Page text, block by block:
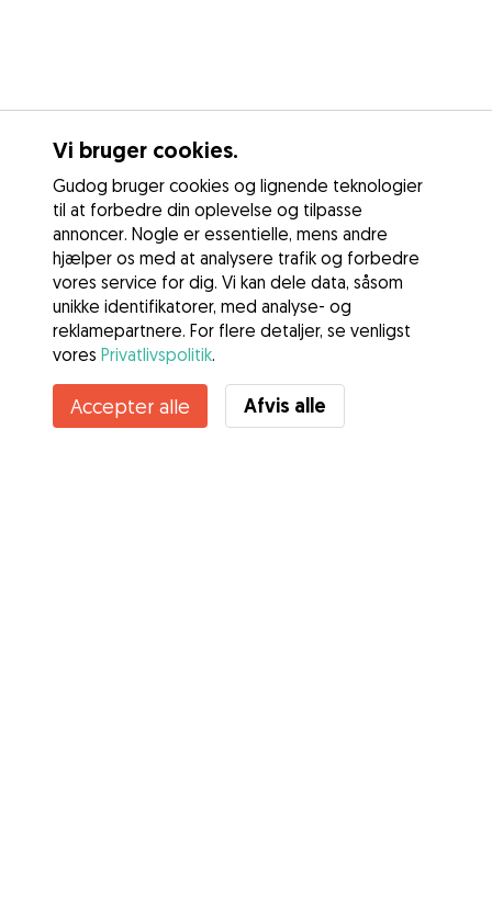
Vi bruger cookies.
Gudog bruger cookies og lignende teknologier
til at forbedre din oplevelse og tilpasse
annoncer. Nogle er essentielle, mens andre
hjælper os med at analysere trafik og forbedre
vores service for dig. Vi kan dele data, såsom
unikke identifikatorer, med analyse- og
reklamepartnere. For flere detaljer, se venligst
vores Privatlivspolitik.
Accepter alle Afvis alle